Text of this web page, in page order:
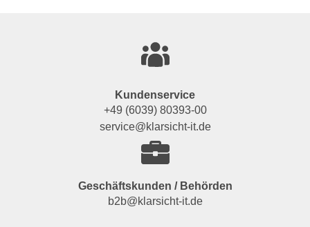
Kundenservice
+49 (6039) 80393-00
service@klarsicht-it.de
Geschäftskunden / Behörden
b2b@klarsicht-it.de